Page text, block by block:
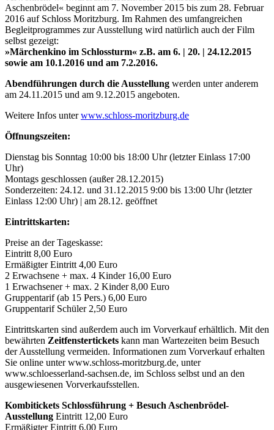
Aschenbrödel« beginnt am 7. November 2015 bis zum 28. Februar
2016 auf Schloss Moritzburg. Im Rahmen des umfangreichen
Begleitprogrammes zur Ausstellung wird natürlich auch der Film
selbst gezeigt:
»Märchenkino im Schlossturm« z.B. am 6. | 20. | 24.12.2015
sowie am 10.1.2016 und am 7.2.2016.
Abendführungen durch die Ausstellung werden unter anderem
am 24.11.2015 und am 9.12.2015 angeboten.
Weitere Infos unterwww.schloss-moritzburg.de
Öffnungszeiten:
Dienstag bis Sonntag 10:00 bis 18:00 Uhr (letzter Einlass 17:00
Uhr)
Montags geschlossen (außer 28.12.2015)
Sonderzeiten: 24.12. und 31.12.2015 9:00 bis 13:00 Uhr (letzter
Einlass 12:00 Uhr) | am 28.12. geöffnet
Eintrittskarten:
Preise an der Tageskasse:
Eintritt 8,00 Euro
Ermäßigter Eintritt 4,00 Euro
2 Erwachsene + max. 4 Kinder 16,00 Euro
1 Erwachsener + max. 2 Kinder 8,00 Euro
Gruppentarif (ab 15 Pers.) 6,00 Euro
Gruppentarif Schüler 2,50 Euro
Eintrittskarten sind außerdem auch im Vorverkauf erhältlich. Mit den
bewährten Zeitfenstertickets kann man Wartezeiten beim Besuch
der Ausstellung vermeiden. Informationen zum Vorverkauf erhalten
Sie online unter www.schloss-moritzburg.de, unter
www.schloesserland-sachsen.de, im Schloss selbst und an den
ausgewiesenen Vorverkaufsstellen.
Kombitickets Schlossführung + Besuch Aschenbrödel-
Ausstellung Eintritt 12,00 Euro
Ermäßigter Eintritt 6,00 Euro